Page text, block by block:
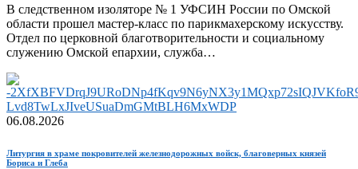
В следственном изоляторе № 1 УФСИН России по Омской
области прошел мастер-класс по парикмахерскому искусству.
Отдел по церковной благотворительности и социальному
служению Омской епархии, служба…
06.08.2026
Литургия в храме покровителей железнодорожных войск, благоверных князей
Бориса и Глеба